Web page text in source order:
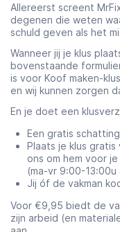
Allereerst screent
degenen die weten
schuld geven als het
Wanneer jij je klus
bovenstaande
is voor Koof maken-
en wij kunnen zorgen
En je doet een
Een gratis
Plaats je klus gratis
ons om hem voor
(ma-vr 9:00-
Jij óf de vakman
Voor €9,95 biedt de
zijn arbeid (en